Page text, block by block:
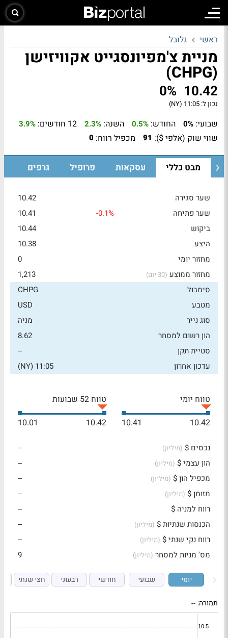
ראשי גלובל
מניית צ'מפיונסגייט אקוויזישן
(CHPG)
10.42
0%
נכון ל: 11:05 (NY)
שבועי: 0% החודש: 0.5% השנה: 2.3% 12 חודשים: 3.9%
שווי שוק (אלפי $): 91 מכפיל רווח: 0
מבט כללי עסקאות פרופיל גרפים
שער סגירה
10.42
שער פתיחה
-0.1%
10.41
ביקוש
10.44
היצע
10.38
מחזור יומי
0
מחזור ממוצע (30 יום)
1,213
סימבול
CHPG
מטבע
USD
סוג נייר
מניה
הון רשום למסחר
8.62
סטיית תקן
--
עדכון אחרון
11:05 (NY)
טווח יומי
10.42
10.41
טווח 52 שבועות
10.42
10.01
נכסים $ (מיליון)
--
הון עצמי $ (מיליון)
--
מכפיל הון $ (מיליון)
--
מזומן $ (מיליון)
--
רווח למניה $
--
הכנסות שנתיות $ (מיליון)
--
רווח נקי שנתי $ (מיליון)
--
מס' מניות למסחר (מיליון) 9
יומי שבועי חודשי רבעוני חצי שנתי
תמורה: --